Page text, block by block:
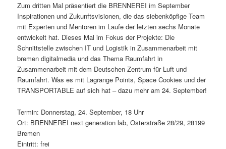
Zum dritten Mal präsentiert die BRENNEREI im September
Inspirationen und Zukunftsvisionen, die das siebenköpfige Team
mit Experten und Mentoren im Laufe der letzten sechs Monate
entwickelt hat. Dieses Mal im Fokus der Projekte: Die
Schnittstelle zwischen IT und Logistik in Zusammenarbeit mit
bremen digitalmedia und das Thema Raumfahrt in
Zusammenarbeit mit dem Deutschen Zentrum für Luft und
Raumfahrt. Was es mit Lagrange Points, Space Cookies und der
TRANSPORTABLE auf sich hat – dazu mehr am 24. September!
Termin: Donnerstag, 24. September, 18 Uhr
Ort: BRENNEREI next generation lab, Osterstraße 28/29, 28199
Bremen
Eintritt: frei